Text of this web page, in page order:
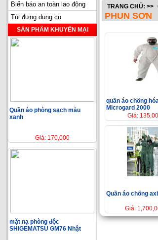
Biển báo an toàn lao động
Túi đựng dụng cụ
SẢN PHẨM KHUYẾN MẠI
Quần áo phòng sạch màu
xanh
Giá: 170,000
mặt nạ phòng độc
SHIGEMATSU GM76 Nhật
TRANG CHỦ: >>
PHUN SƠN
quần áo chống
Microgard 2000
Giá:
Quần áo chống
Giá: